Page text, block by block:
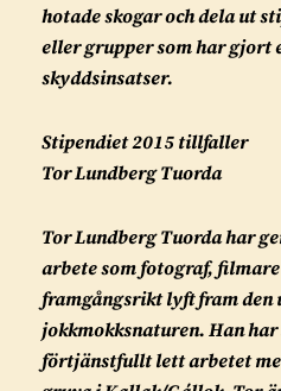
hotade skogar och dela ut
eller grupper som har gjort
skyddsinsatser.
Stipendiet 2015 tillfaller
Tor Lundberg Tuorda
Tor Lundberg Tuorda har
arbete som fotograf,
framgångsrikt lyft fram den
jokkmokksnaturen. Han har
förtjänstfullt lett arbetet